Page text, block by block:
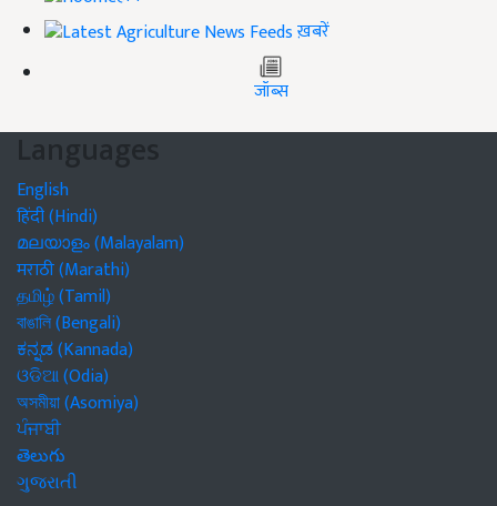
ख़बरें
जॉब्स
Languages
English
हिंदी (Hindi)
മലയാളം (Malayalam)
मराठी (Marathi)
தமிழ் (Tamil)
বাঙালি (Bengali)
ಕನ್ನಡ (Kannada)
ଓଡିଆ (Odia)
অসমীয়া (Asomiya)
ਪੰਜਾਬੀ
తెలుగు
ગુજરાતી